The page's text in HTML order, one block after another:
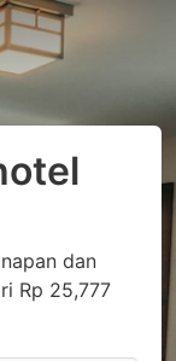
dan
Rp 25,777